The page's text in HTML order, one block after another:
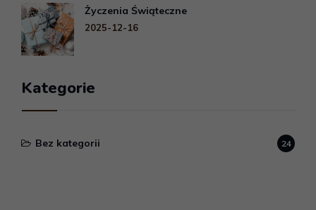
Życzenia Świąteczne
2025-12-16
Kategorie
Bez kategorii 24